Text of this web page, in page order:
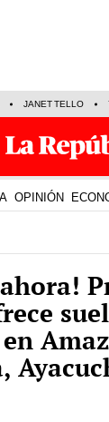
JANET TELLO
OPINIÓN